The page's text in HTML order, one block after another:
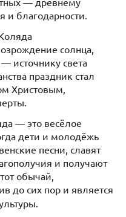
и благодарности.
солнца,
источнику света
праздник стал
Христовым,
— это весёлое
дети и молодёжь
песни, славят
и получают
обычай,
до сих пор и является